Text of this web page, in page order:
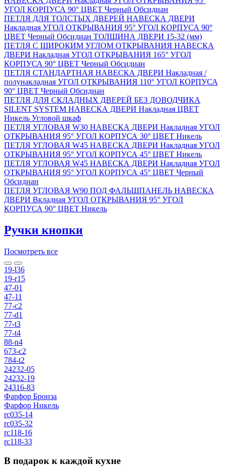
УГОЛ КОРПУСА 90° ЦВЕТ Черный Обсидиан
ПЕТЛЯ ДЛЯ ТОЛСТЫХ ДВЕРЕЙ НАВЕСКА ДВЕРИ
Накладная УГОЛ ОТКРЫВАНИЯ 95° УГОЛ КОРПУСА 90°
ЦВЕТ Черный Обсидиан ТОЛЩИНА ДВЕРИ 15-32 (мм)
ПЕТЛЯ С ШИРОКИМ УГЛОМ ОТКРЫВАНИЯ НАВЕСКА
ДВЕРИ Накладная УГОЛ ОТКРЫВАНИЯ 165° УГОЛ
КОРПУСА 90° ЦВЕТ Черный Обсидиан
ПЕТЛЯ СТАНДАРТНАЯ НАВЕСКА ДВЕРИ Накладная /
полунакладная УГОЛ ОТКРЫВАНИЯ 110° УГОЛ КОРПУСА
90° ЦВЕТ Черный Обсидиан
ПЕТЛЯ ДЛЯ СКЛАДНЫХ ДВЕРЕЙ БЕЗ ДОВОДЧИКА
SILENT SYSTEM НАВЕСКА ДВЕРИ Накладная ЦВЕТ
Никель Угловой шкаф
ПЕТЛЯ УГЛОВАЯ W30 НАВЕСКА ДВЕРИ Накладная УГОЛ
ОТКРЫВАНИЯ 95° УГОЛ КОРПУСА 30° ЦВЕТ Никель
ПЕТЛЯ УГЛОВАЯ W45 НАВЕСКА ДВЕРИ Накладная УГОЛ
ОТКРЫВАНИЯ 95° УГОЛ КОРПУСА 45° ЦВЕТ Никель
ПЕТЛЯ УГЛОВАЯ W45 НАВЕСКА ДВЕРИ Накладная УГОЛ
ОТКРЫВАНИЯ 95° УГОЛ КОРПУСА 45° ЦВЕТ Черный
Обсидиан
ПЕТЛЯ УГЛОВАЯ W90 ПОД ФАЛЬШПАНЕЛЬ НАВЕСКА
ДВЕРИ Вкладная УГОЛ ОТКРЫВАНИЯ 95° УГОЛ
КОРПУСА 90° ЦВЕТ Никель
Ручки кнопки
Посмотреть все
19-l36
19-r15
47-01
47-11
77-c2
77-d1
77-t3
77-t4
88-n4
673-c2
784-t2
24232-05
24232-19
24316-83
Фарфор Бронза
Фарфор Никель
rc035-14
rc035-32
rc118-16
rc118-33
В подарок к каждой кухне